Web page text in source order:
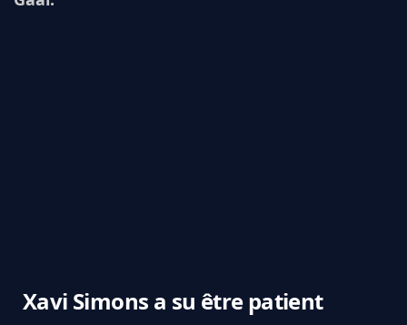
Xavi Simons a su être patient